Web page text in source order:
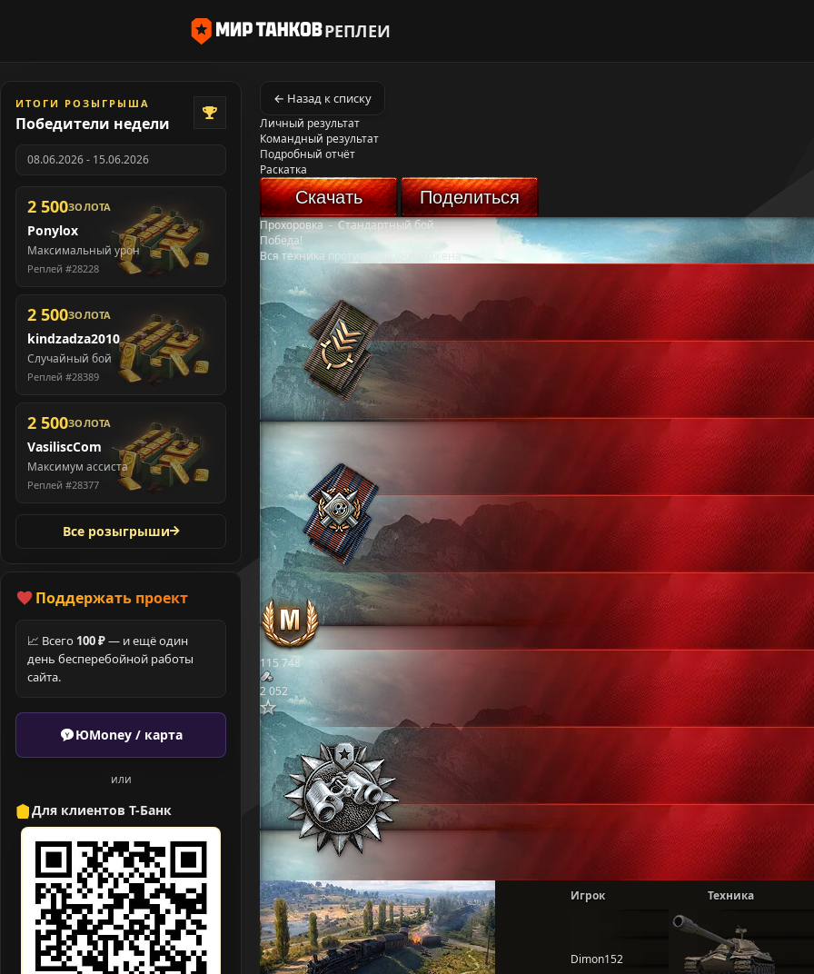
РЕПЛЕИ
ИТОГИ РОЗЫГРЫША
Победители недели
08.06.2026 - 15.06.2026
2 500ЗОЛОТА
Ponylox
Максимальный урон
Реплей #28228
2 500ЗОЛОТА
kindzadza2010
Случайный бой
Реплей #28389
2 500ЗОЛОТА
VasiliscCom
Максимум ассиста
Реплей #28377
Все розыгрыши
Поддержать проект
📈 Всего 100 ₽— и ещё один
день бесперебойной работы
сайта.
ЮMoney / карта
или
Для клиентов Т-Банк
← Назад к списку
Личный результат
Командный результат
Подробный отчёт
Раскатка
Скачать Поделиться
Прохоровка-Стандартный бой
Победа!
Вся техника противника уничтожена
115 748
2 052
Игрок Техника
Dimon152